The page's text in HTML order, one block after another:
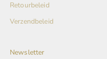
Retourbeleid
Verzendbeleid
Newsletter